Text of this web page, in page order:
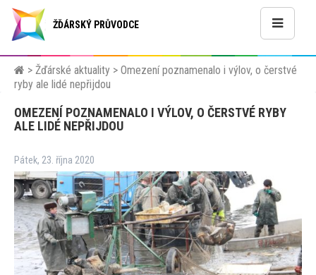
ŽĎÁRSKÝ PRŮVODCE
> Žďárské aktuality > Omezení poznamenalo i výlov, o čerstvé
ryby ale lidé nepřijdou
OMEZENÍ POZNAMENALO I VÝLOV, O ČERSTVÉ RYBY
ALE LIDÉ NEPŘIJDOU
Pátek, 23. října 2020